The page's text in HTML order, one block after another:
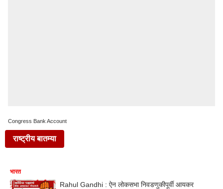
Congress Bank Account
राष्ट्रीय बातम्या
भारत
Rahul Gandhi : ऐन लोकसभा निवडणुकीपूर्वी आयकर